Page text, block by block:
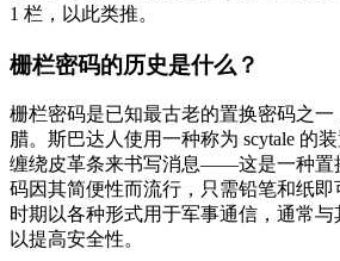
1 栏，以此类推。
栅栏密码的历史是什么？
栅栏密码是已知最古老的置换密码之
腊。斯巴达人使用一种称为 scytale
缠绕皮革条来书写消息——这是一种置
码因其简便性而流行，只需铅笔和纸
时期以各种形式用于军事通信，通常与
以提高安全性。